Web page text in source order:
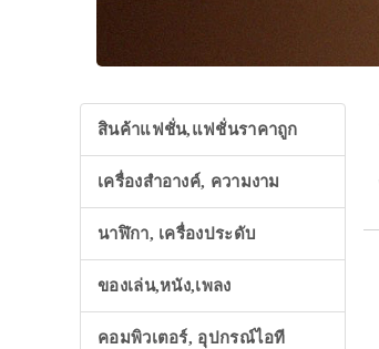
สินค้าแฟชั่น,แฟชั่นราคาถูก
เครื่องสำอางค์, ความงาม
นาฬิกา, เครื่องประดับ
ของเล่น,หนัง,เพลง
คอมพิวเตอร์, อุปกรณ์ไอที